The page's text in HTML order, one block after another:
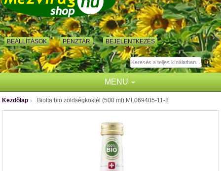
BEÁLLÍTÁSOK PÉNZTÁR BEJELENTKEZÉS
MENU
Kezdőlap Biotta bio zöldségkoktél (500 ml) ML069405-11-8